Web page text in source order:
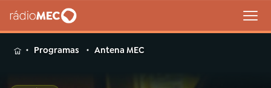
MENUProgramas Antena MEC